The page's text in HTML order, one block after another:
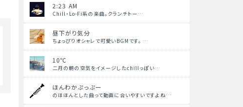
2:23 AM
Chill・Lo-Fi系の楽曲。クランチトー…
昼下がり気分
ちょっぴりオシャレで可愛いBGMです。 …
10℃
二月の朝の空気をイメージしたchillっぽい…
ほんわかぷっぷー
のほほんとした曲って動画に合いやすいですよね…